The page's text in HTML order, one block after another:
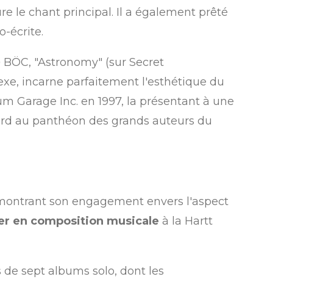
le chant principal. Il a également prêté
écrite.
"Astronomy" (sur Secret
incarne parfaitement l'esthétique du
Garage Inc. en 1997, la présentant à une
au panthéon des grands auteurs du
son engagement envers l'aspect
en composition musicale à la Hartt
sept albums solo, dont les